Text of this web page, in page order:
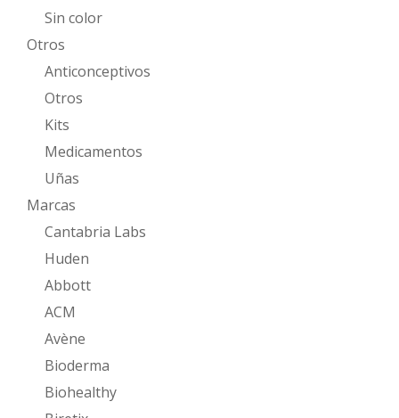
Sin color
Otros
Anticonceptivos
Otros
Kits
Medicamentos
Uñas
Marcas
Cantabria Labs
Huden
Abbott
ACM
Avène
Bioderma
Biohealthy